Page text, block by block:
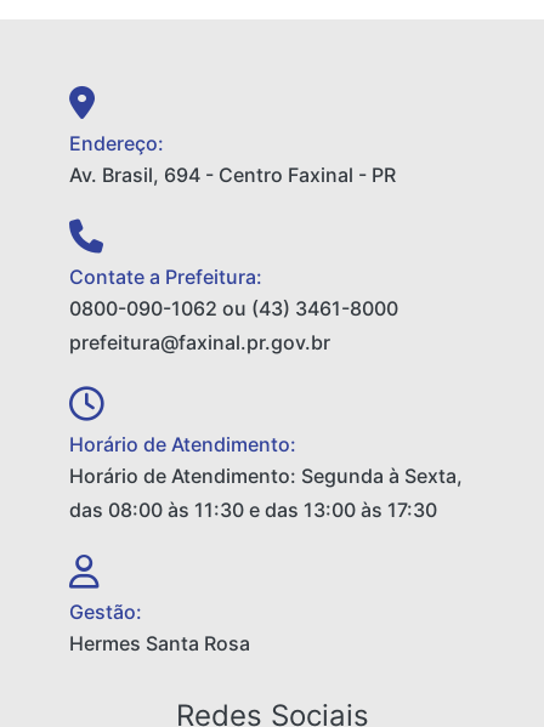
Endereço:
Av. Brasil, 694 - Centro Faxinal - PR
Contate a Prefeitura:
0800-090-1062 ou (43) 3461-8000
prefeitura@faxinal.pr.gov.br
Horário de Atendimento:
Horário de Atendimento: Segunda à Sexta,
das 08:00 às 11:30 e das 13:00 às 17:30
Gestão:
Hermes Santa Rosa
Redes Sociais